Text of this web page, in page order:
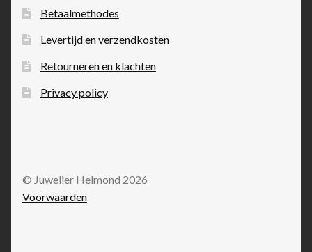
Betaalmethodes
Levertijd en verzendkosten
Retourneren en klachten
Privacy policy
© Juwelier Helmond 2026
Voorwaarden